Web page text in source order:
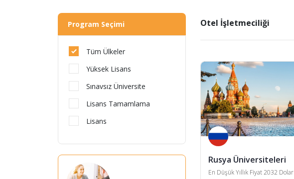
Program Seçimi
Tüm Ülkeler
Yüksek Lisans
Sınavsız Üniversite
Lisans Tamamlama
Lisans
Otel İşletmeciliği
Rusya Üniversiteleri
En Düşük Yıllık Fiyat 2032 Dolar